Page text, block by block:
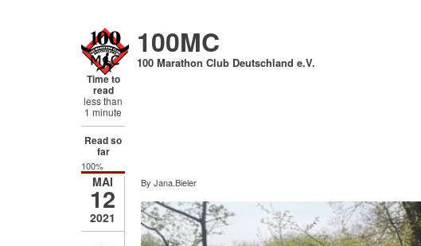
100MC
100 Marathon Club Deutschland e.V.
MAI
12
2021
Time to
read
less than
1 minute
Read so
far
100%
By Jana.Bieler